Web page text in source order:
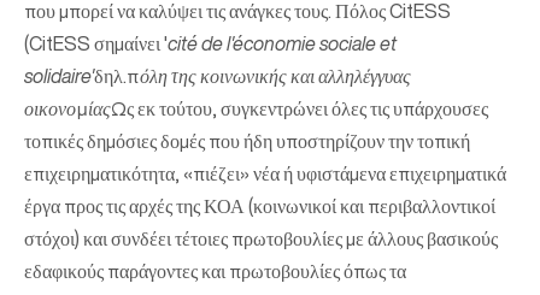
που μπορεί να καλύψει τις ανάγκες τους. Πόλος CitESS
(CitESS σημαίνει 'cité de l'économie sociale et
solidaire'δηλ. πόλη της κοινωνικής και αλληλέγγυας
οικονομίαςΩς εκ τούτου, συγκεντρώνει όλες τις υπάρχουσες
τοπικές δημόσιες δομές που ήδη υποστηρίζουν την τοπική
επιχειρηματικότητα, «πιέζει» νέα ή υφιστάμενα επιχειρηματικά
έργα προς τις αρχές της ΚΟΑ (κοινωνικοί και περιβαλλοντικοί
στόχοι) και συνδέει τέτοιες πρωτοβουλίες με άλλους βασικούς
εδαφικούς παράγοντες και πρωτοβουλίες όπως τα